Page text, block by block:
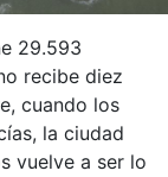
29.593
recibe diez
cuando los
la ciudad
vuelve a ser lo